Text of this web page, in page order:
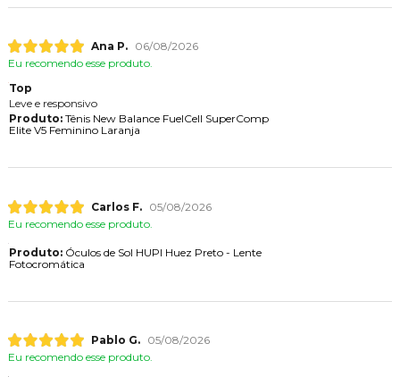
Ana P.
06/08/2026
Eu recomendo esse produto.
Top
Leve e responsivo
Produto:Tênis New Balance FuelCell SuperComp
Elite V5 Feminino Laranja
Carlos F.
05/08/2026
Eu recomendo esse produto.
Produto:Óculos de Sol HUPI Huez Preto - Lente
Fotocromática
Pablo G.
05/08/2026
Eu recomendo esse produto.